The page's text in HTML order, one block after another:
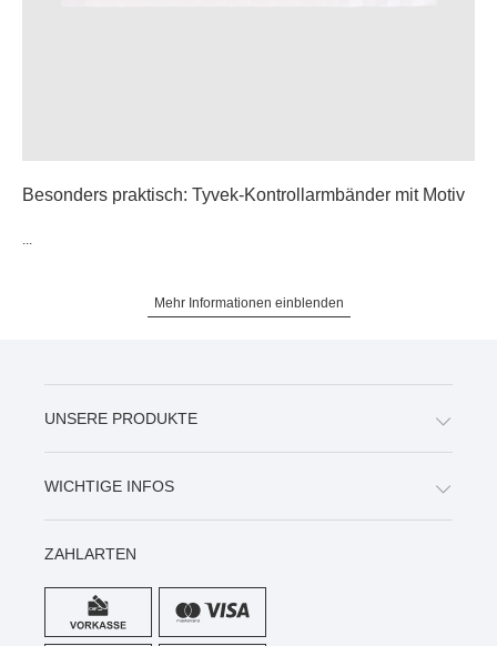
Besonders praktisch: Tyvek-Kontrollarmbänder mit Motiv
Mehr Informationen einblenden
UNSERE PRODUKTE
WICHTIGE INFOS
ZAHLARTEN